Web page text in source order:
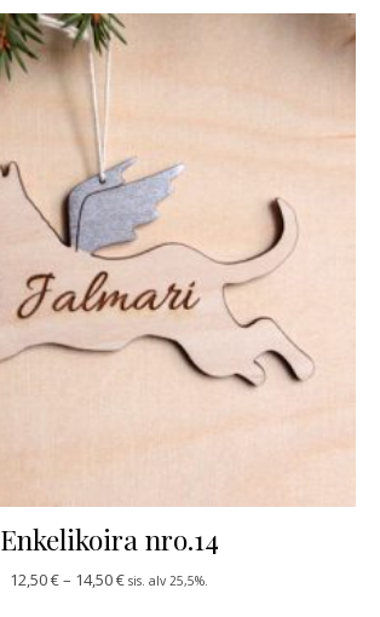
Enkelikoira nro.14
12,50€– 14,50€Hintaluokka: 12,50 € - 14,50 €
sis. alv 25,5%.